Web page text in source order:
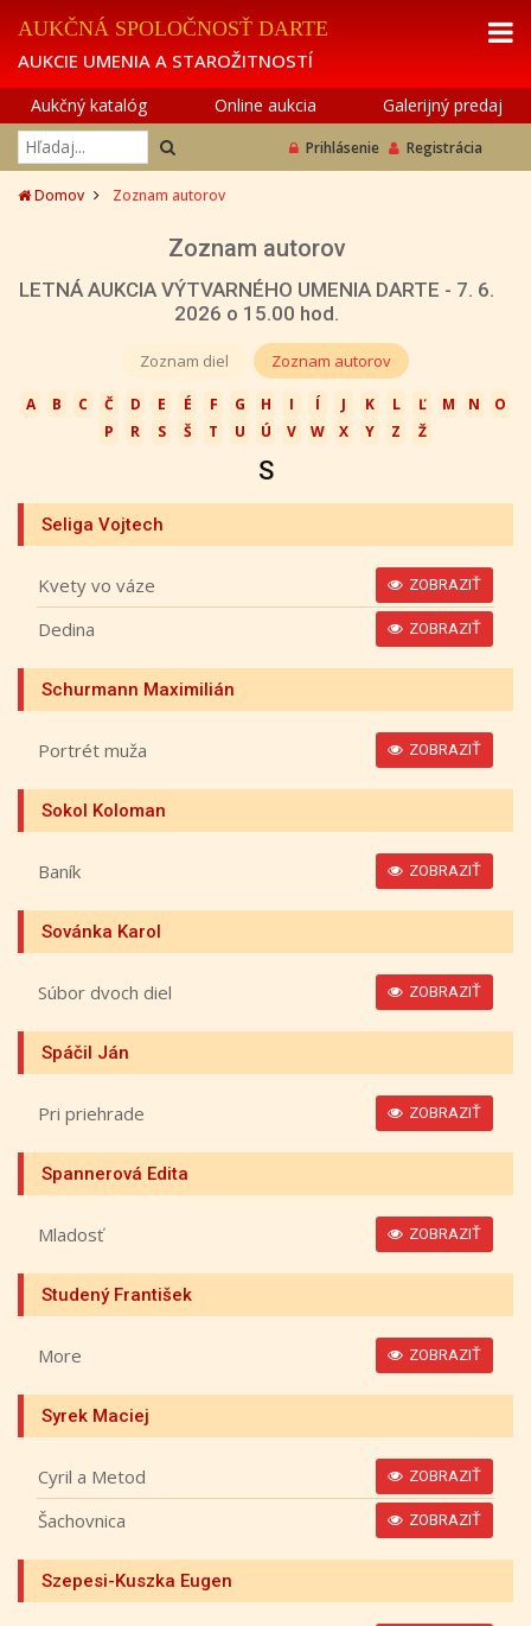
AUKČNÁ SPOLOČNOSŤ DARTE
AUKCIE UMENIA A STAROŽITNOSTÍ
Aukčný katalóg Online aukcia Galerijný predaj
Prihlásenie Registrácia
Domov Zoznam autorov
Zoznam autorov
LETNÁ AUKCIA VÝTVARNÉHO UMENIA DARTE - 7. 6.
2026 o 15.00 hod.
Zoznam diel Zoznam autorov
A B C Č D E É F G H I Í J K L Ľ M N
O
P
R S Š T U Ú V W X Y Z Ž
S
Seliga Vojtech
Kvety vo váze ZOBRAZIŤ
Dedina ZOBRAZIŤ
Schurmann Maximilián
Portrét muža ZOBRAZIŤ
Sokol Koloman
Baník ZOBRAZIŤ
Sovánka Karol
Súbor dvoch diel ZOBRAZIŤ
Spáčil Ján
Pri priehrade ZOBRAZIŤ
Spannerová Edita
Mladosť ZOBRAZIŤ
Studený František
More ZOBRAZIŤ
Syrek Maciej
Cyril a Metod ZOBRAZIŤ
Šachovnica ZOBRAZIŤ
Szepesi-Kuszka Eugen